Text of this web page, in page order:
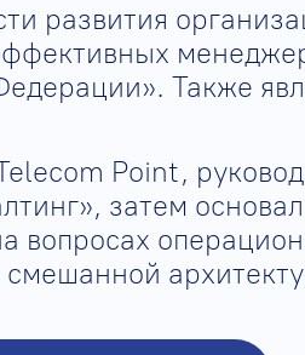
развития
Также
Point,
затем
вопросах